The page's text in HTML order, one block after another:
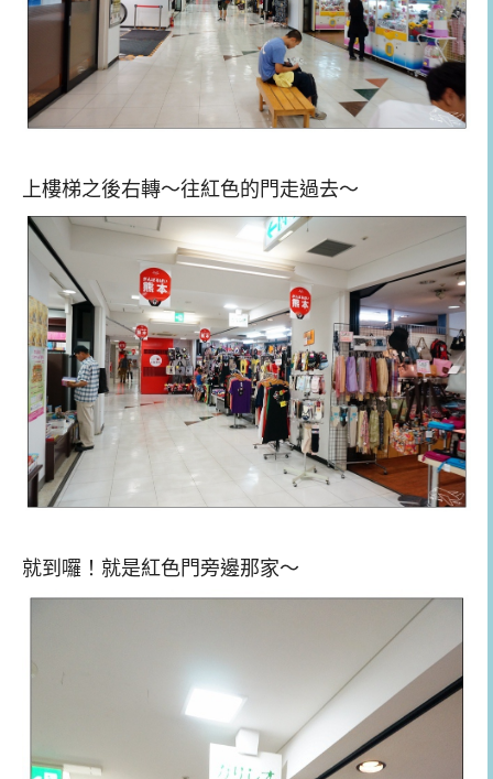
上樓梯之後右轉～往紅色的門走過去～
就到囉！就是紅色門旁邊那家～